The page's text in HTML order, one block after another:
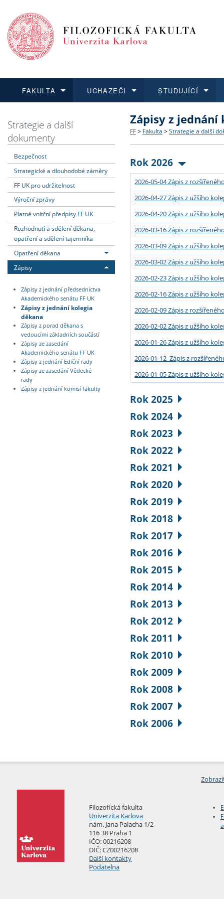
FAKULTA
Dozvědět se více
Struktura a historie
Strategie a další
Podpora a benefity pro
Absolventi fakulty
UCHAZEČI
Podat přihlášku
Co studovat a jak se
Učitelské studijní
Informace k průběhu
STUDUJÍCÍ
Dozvědět se více
Bakalářské a magisterské
Doktorské studium
Rigorózní řízení
Dozvědět se více
O vědě a výzkumu na FF
Akademické kvalifikace
Granty a projekty
Dozvědět se více
Aktuální nabídky a
Vyjíždějící studenti
Přijíždějící studenti
Vyjíždějící zaměstnanci
Strategie a další
dokumenty
Bezpečnost
Strategické a dlouhodobé záměry
FF UK pro udržitelnost
Výroční zprávy
Platné vnitřní předpisy FF UK
Rozhodnutí a sdělení děkana,
opatření a sdělení tajemníka
Opatření děkana
Zápisy
Zápisy z jednání předsednictva
Akademického senátu FF UK
Zápisy z jednání kolegia
děkana
Zápisy z porad děkana s
vedoucími základních součástí
Zápisy ze zasedání
Akademického senátu FF UK
Zápisy z jednání Ediční rady
Zápisy ze zasedání Vědecké
rady
Zápisy z jednání komisí fakulty
Zápisy z jednání
FF > Fakulta > Strategie a další
Rok 2026
2026-05-04 Zápis z
2026-04-27 Zápis z užšího
2026-04-20 Zápis z užšího
2026-03-16 Zápis z
2026-03-09 Zápis z užšího
2026-03-02 Zápis z užšího
2026-02-23 Zápis z užšího
2026-02-16 Zápis z užšího
2026-02-09 Zápis z
2026-02-02 Zápis z užšího
2026-01-26 Zápis z užšího
2026-01-12 Zápis z
2026-01-05 Zápis z užšího
Rok 2025
Rok 2024
Rok 2023
Rok 2022
Rok 2021
Rok 2020
Rok 2019
Rok 2018
Rok 2017
Rok 2016
Rok 2015
Rok 2014
Rok 2013
Rok 2012
Rok 2011
Rok 2010
Rok 2009
Rok 2008
Rok 2007
Rok 2006
Filozofická fakulta
Univerzita Karlova
nám. Jana Palacha 1/2
116 38 Praha 1
IČO: 00216208
DIČ: CZ00216208
Další kontakty
Podatelna